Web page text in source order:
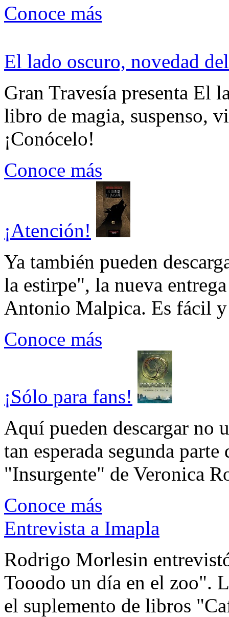
Conoce más
El lado oscuro, novedad
Gran Travesía presenta El
libro de magia, suspenso,
¡Conócelo!
Conoce más
¡Atención!
Ya también pueden
la estirpe", la nueva
Antonio Malpica. Es fácil
Conoce más
¡Sólo para fans!
Aquí pueden descargar no
tan esperada segunda
"Insurgente" de Veronica
Conoce más
Entrevista a Imapla
Rodrigo Morlesin
Tooodo un día en el zoo".
el suplemento de libros